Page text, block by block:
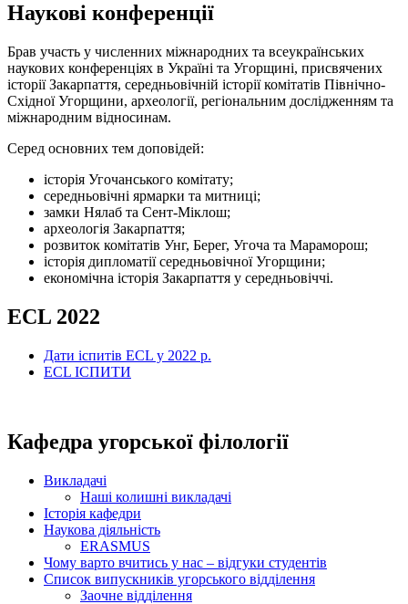
Наукові конференції
Брав участь у численних міжнародних та всеукраїнських
наукових конференціях в Україні та Угорщині, присвячених
історії Закарпаття, середньовічній історії комітатів Північно-
Східної Угорщини, археології, регіональним дослідженням та
міжнародним відносинам.
Серед основних тем доповідей:
історія Угочанського комітату;
середньовічні ярмарки та митниці;
замки Нялаб та Сент-Міклош;
археологія Закарпаття;
розвиток комітатів Унг, Берег, Угоча та Мараморош;
історія дипломатії середньовічної Угорщини;
економічна історія Закарпаття у середньовіччі.
ECL 2022
Дати іспитів ECL у 2022 р.
ECL ІСПИТИ
Кафедра угорської філології
Викладачі
Наші колишні викладачі
Історія кафедри
Наукова діяльність
ERASMUS
Чому варто вчитись у нас – відгуки студентів
Список випускників угорського відділення
Заочне відділення